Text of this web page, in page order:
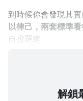
到時候你會發現其實
以律己，兩套標準
自投羅網。
解鎖